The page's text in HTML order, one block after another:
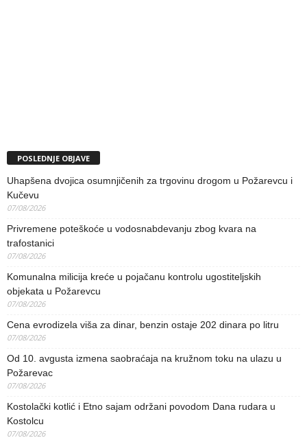
POSLEDNJE OBJAVE
Uhapšena dvojica osumnjičenih za trgovinu drogom u Požarevcu i
Kučevu
07/08/2026
Privremene poteškoće u vodosnabdevanju zbog kvara na
trafostanici
07/08/2026
Komunalna milicija kreće u pojačanu kontrolu ugostiteljskih
objekata u Požarevcu
07/08/2026
Cena evrodizela viša za dinar, benzin ostaje 202 dinara po litru
07/08/2026
Od 10. avgusta izmena saobraćaja na kružnom toku na ulazu u
Požarevac
07/08/2026
Kostolački kotlić i Etno sajam održani povodom Dana rudara u
Kostolcu
07/08/2026